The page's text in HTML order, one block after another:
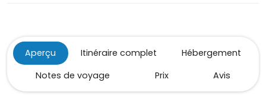
Aperçu Itinéraire complet
Hébergement
Notes de voyage
Prix Avis